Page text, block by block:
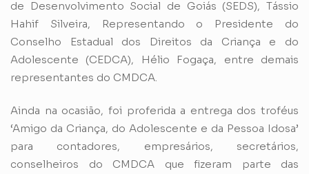
de Desenvolvimento Social de Goiás (SEDS), Tássio
Hahif Silveira, Representando o Presidente do
Conselho Estadual dos Direitos da Criança e do
Adolescente (CEDCA), Hélio Fogaça, entre demais
representantes do CMDCA.
Ainda na ocasião, foi proferida a entrega dos troféus
‘Amigo da Criança, do Adolescente e da Pessoa Idosa’
para contadores, empresários, secretários,
conselheiros do CMDCA que fizeram parte das